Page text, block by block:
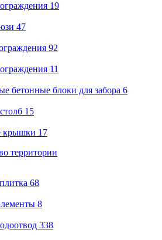
19
47
92
11
бетонные блоки для забора 6
15
крышки 17
территории
68
8
338